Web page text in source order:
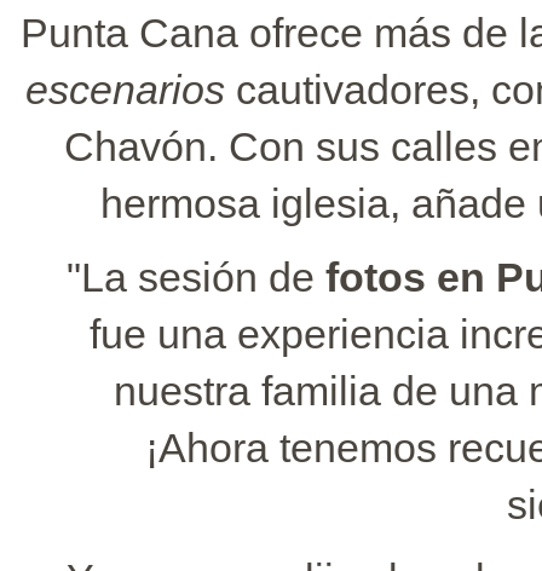
Punta Cana ofrece más de
escenarioscautivadores,
Chavón. Con sus calles
hermosa iglesia,
"La sesión de fotos en
fue una experiencia
nuestra familia de una
¡Ahora tenemos